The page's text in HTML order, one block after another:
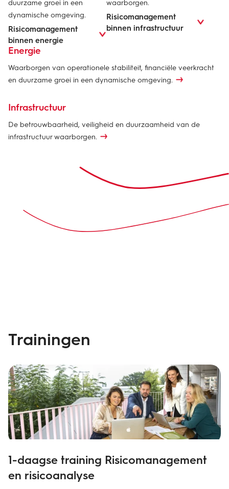
duurzame groei in een
dynamische omgeving.
Risicomanagement
binnen energie
waarborgen.
Risicomanagement
binnen infrastructuur
Energie
Waarborgen van operationele stabiliteit, financiële veerkracht
en duurzame groei in een dynamische omgeving.
Infrastructuur
De betrouwbaarheid, veiligheid en duurzaamheid van de
infrastructuur waarborgen.
Trainingen
1-daagse training Risicomanagement
en risicoanalyse